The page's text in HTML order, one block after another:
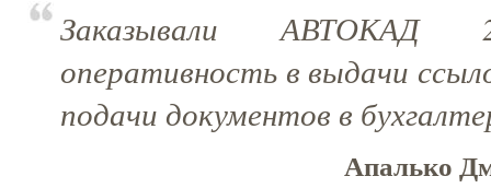
Заказывали АВТОКАД
оперативность в выдачи
подачи документов в
Апалько